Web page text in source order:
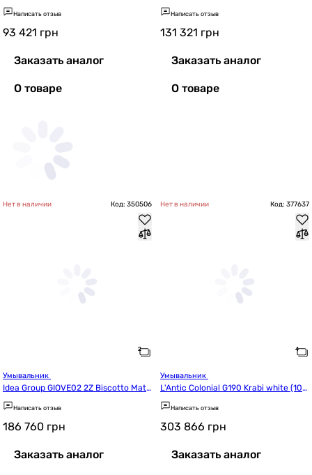
(UMO-AP-WOZ)
Написать отзыв
93 421 грн
Заказать аналог
О товаре
Написать отзыв
131 321 грн
Заказать аналог
О товаре
Нет в наличии Код: 350506
Idea Group GIOVE02 2Z Biscotto Matt
(CIG02L)
Написать отзыв
186 760 грн
Заказать аналог
Нет в наличии Код: 377637
L'Antic Colonial G190 Krabi white (100
177083)
Написать отзыв
303 866 грн
Заказать аналог